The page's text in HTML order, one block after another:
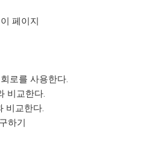
08-78939
경기도 용인시 기흥구 흥덕1
영덕동,흥덕IT밸리)
RESEVED
페이지
로를 사용한다.
비교한다.
비교한다.
하기